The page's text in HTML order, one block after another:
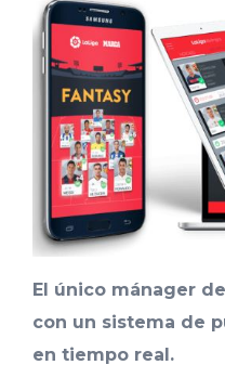
El único mánager
con un sistema de
en tiempo real.